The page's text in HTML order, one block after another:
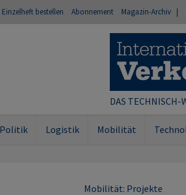
Einzelheft bestellen Abonnement Magazin-Archiv |
DAS TECHNISCH-
Politik Logistik Mobilität
Mobilität: Projekte